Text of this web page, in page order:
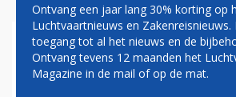
PAUL GROVE:
NIEUWE VERTREKHAL
Ontvang een jaar lang 30% korting op
Luchtvaartnieuws en
toegang tot al het nieuws en de
Ontvang tevens 12 maanden het
Magazine in de mail of op de mat.